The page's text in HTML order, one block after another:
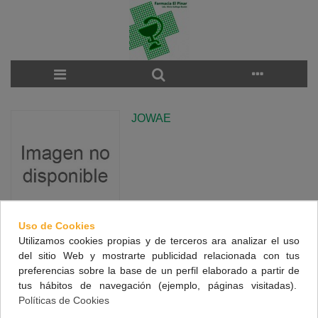
JOWAE
There are no products on the category.
NUESTRA FARMACIA
Uso de Cookies
Utilizamos cookies propias y de terceros ara analizar el uso
del sitio Web y mostrarte publicidad relacionada con tus
preferencias sobre la base de un perfil elaborado a partir de
tus hábitos de navegación (ejemplo, páginas visitadas).
Políticas de Cookies